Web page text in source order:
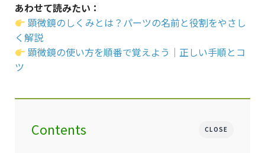
あわせて読みたい：
顕微鏡のしくみとは？パーツの名前と役割をやさし
く解説
顕微鏡の使い方を順番で覚えよう｜正しい手順とコ
ツ
CLOSE
Contents